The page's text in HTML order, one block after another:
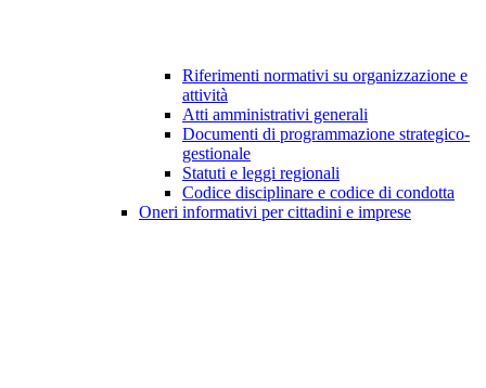
Riferimenti normativi su organizzazione e
attività
Atti amministrativi generali
Documenti di programmazione strategico-
gestionale
Statuti e leggi regionali
Codice disciplinare e codice di condotta
Oneri informativi per cittadini e imprese